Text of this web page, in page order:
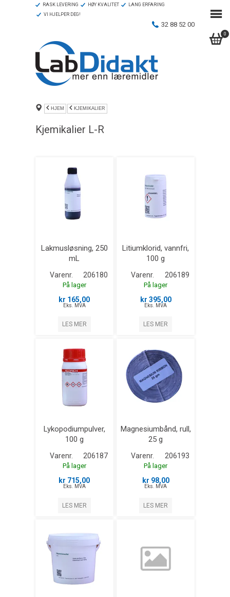
0
RASK LEVERING HØY KVALITET
LANG ERFARING
VI HJELPER DEG!
32 88 52 00
HJEM KJEMIKALIER
Kjemikalier L-R
Lakmusløsning, 250
mL
Varenr. 206180
På lager
kr 165,00
Eks. MVA
LES MER
Litiumklorid, vannfri,
100 g
Varenr. 206189
På lager
kr 395,00
Eks. MVA
LES MER
Lykopodiumpulver,
100 g
Varenr. 206187
På lager
kr 715,00
Eks. MVA
LES MER
Magnesiumbånd, rull,
25 g
Varenr. 206193
På lager
kr 98,00
Eks. MVA
LES MER